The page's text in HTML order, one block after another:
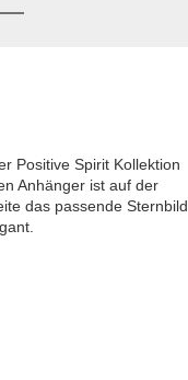
Positive Spirit Kollektion
Anhänger ist auf der
das passende Sternbild